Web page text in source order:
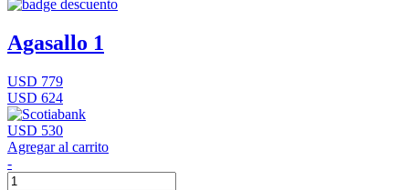
Agasallo 1
USD 779
USD 624
USD 530
Agregar al carrito
-